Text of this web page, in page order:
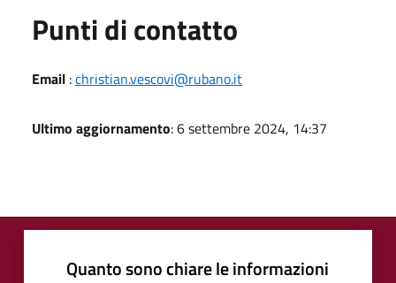
Punti di contatto
Email :christian.vescovi@rubano.it
Ultimo aggiornamento: 6 settembre 2024, 14:37
Quanto sono chiare le informazioni